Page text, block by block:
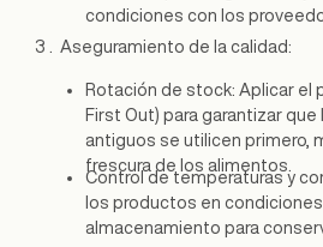
condiciones con los
Aseguramiento de la calidad:
Rotación de stock: Aplicar el
First Out) para garantizar
antiguos se utilicen primero,
frescura de los alimentos.
Control de temperaturas y
los productos en
almacenamiento para